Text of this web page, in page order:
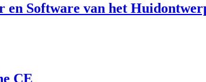
en Software van het
CE